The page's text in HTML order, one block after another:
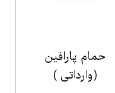
حمام پارافین
(وارداتی )